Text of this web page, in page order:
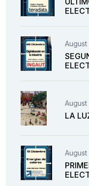
August
August
LA
August